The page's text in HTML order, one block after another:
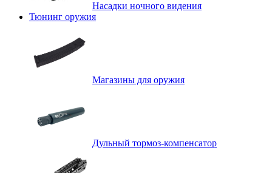
Насадки ночного видения
Тюнинг оружия
Магазины для оружия
Дульный тормоз-компенсатор